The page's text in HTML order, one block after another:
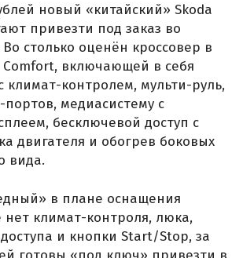
новый «китайский» Skoda
привезти под заказ во
столько оценён кроссовер в
Comfort, включающей в себя
климат-контролем, мульти-руль,
портов, медиасистему с
бесключевой доступ с
двигателя и обогрев боковых
вида.
в плане оснащения
нет климат-контроля, люка,
и кнопки Start/Stop, за